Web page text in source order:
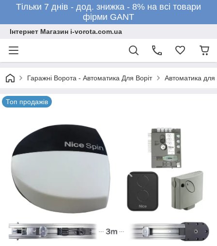
Тільки 7 днів - дод. знижка - 8% на всі товари
фірми GANT
Інтернет Магазин i-vorota.com.ua
Гаражні Ворота - Автоматика Для Воріт Автоматика для
Топ продажів